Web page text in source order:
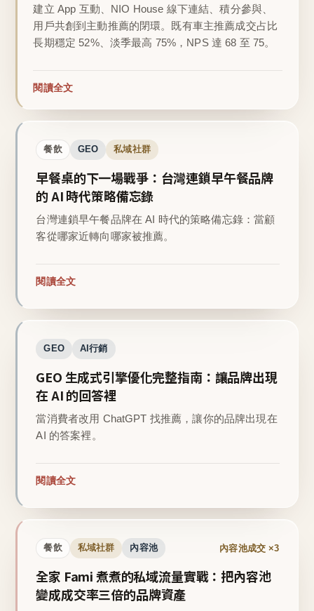
建立 App 互動、NIO House 線下連結、積分參與、
用戶共創到主動推薦的閉環。既有車主推薦成交占比
長期穩定 52%、淡季最高 75%，NPS 達 68 至 75。
閱讀全文
餐飲 GEO 私域社群
早餐桌的下一場戰爭：台灣連鎖早午餐品牌
的 AI 時代策略備忘錄
台灣連鎖早午餐品牌在 AI 時代的策略備忘錄：當顧
客從哪家近轉向哪家被推薦。
閱讀全文
GEO AI行銷
GEO 生成式引擎優化完整指南：讓品牌出現
在 AI 的回答裡
當消費者改用 ChatGPT 找推薦，讓你的品牌出現在
AI 的答案裡。
閱讀全文
餐飲 私域社群 內容池 內容池成交 ×3
全家 Fami 煮煮的私域流量實戰：把內容池
變成成交率三倍的品牌資產